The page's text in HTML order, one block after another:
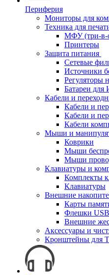
Периферия
Мониторы для
Техника для
МФУ (три-в-
Принтеры
Защита питания
Сетевые
Источники
Регуляторы
Батареи для
Кабели и
Кабели и
Кабели и
Кабели
Мыши и
Коврики
Мыши
Мыши
Клавиатуры и
Комплекты
Клавиатуры
Внешние
Карты
Флешки USB
Внешние
Аксессуары и
Кронштейны для